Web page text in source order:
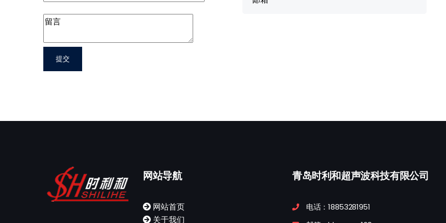
网站导航
网站首页
关于我们
青岛时利和超声波科技有限公司
电话：18853281951